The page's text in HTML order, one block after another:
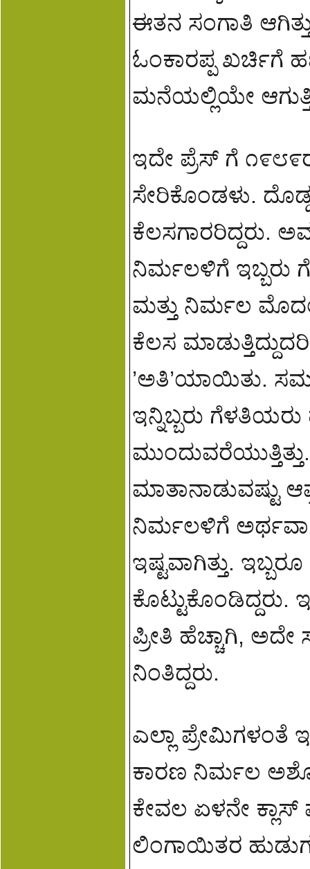
ಈತನ ಸಂಗಾತಿ
ಓಂಕಾರಪ್ಪ ಖರ್ಚಿಗೆ
ಮನೆಯಲ್ಲಿಯೇ
ಇದೇ ಪ್ರೆಸ್ ಗೆ
ಸೇರಿಕೊಂಡಳು.
ಕೆಲಸಗಾರರಿದ್ದರು.
ನಿರ್ಮಲಳಿಗೆ ಇಬ್ಬರು
ಮತ್ತು ನಿರ್ಮಲ
ಕೆಲಸ
’ಅತಿ’ಯಾಯಿತು.
ಇನ್ನಿಬ್ಬರು
ಮಾತಾನಾಡುವಷ್ಟು
ನಿರ್ಮಲಳಿಗೆ
ಇಷ್ಟವಾಗಿತ್ತು.
ಪ್ರೀತಿ ಹೆಚ್ಚಾಗಿ,
ನಿಂತಿದ್ದರು.
ಎಲ್ಲಾ
ಕಾರಣ ನಿರ್ಮಲ
ಕೇವಲ ಏಳನೇ
ಲಿಂಗಾಯಿತರ